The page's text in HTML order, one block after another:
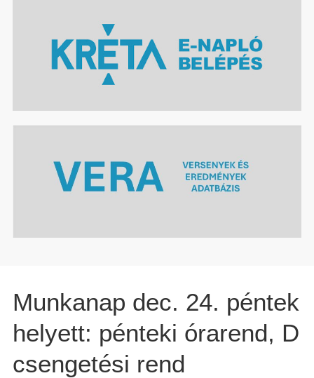
Munkanap dec. 24. péntek
helyett: pénteki órarend, D
csengetési rend